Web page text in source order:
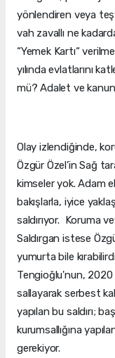
yönlendiren veya
vah zavallı ne
“Yemek Kartı“
yılında evlatlarını
mü? Adalet ve
Olay izlendiğinde,
Özgür Özel’in Sağ
kimseler yok. Adam
bakışlarla, iyice
saldırıyor. Koruma
Saldırgan istese
yumurta bile
Tengioğlu'nun, 2020
sallayarak serbest
yapılan bu saldırı;
kurumsallığına
gerekiyor.